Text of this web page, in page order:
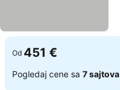
Od 451 €
Pogledaj cene sa 7 sajtova